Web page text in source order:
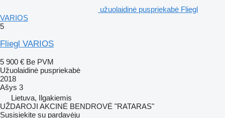
užuolaidinė puspriekabė Fliegl
VARIOS
5
Fliegl VARIOS
5 900 € Be PVM
Užuolaidinė puspriekabė
2018
Ašys 3
Lietuva, Ilgakiemis
UŽDAROJI AKCINĖ BENDROVĖ "RATARAS"
Susisiekite su pardavėju